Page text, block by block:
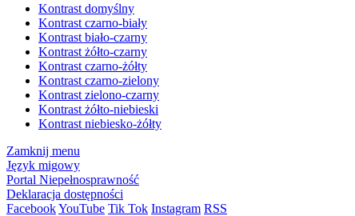
Kontrast domyślny
Kontrast czarno-biały
Kontrast biało-czarny
Kontrast żółto-czarny
Kontrast czarno-żółty
Kontrast czarno-zielony
Kontrast zielono-czarny
Kontrast żółto-niebieski
Kontrast niebiesko-żółty
Zamknij menu
Język migowy
Portal Niepełnosprawność
Deklaracja dostępności
FacebookYouTube Tik Tok Instagram RSS